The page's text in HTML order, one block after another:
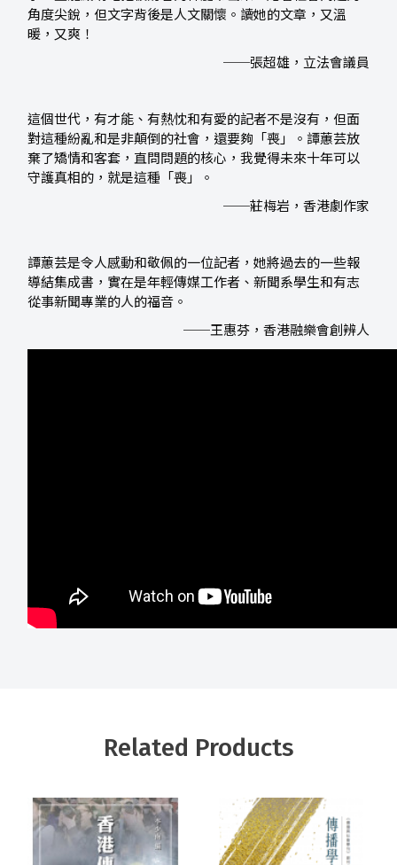
角度尖銳，但文字背後是人文關懷。讀她的文章，又溫
暖，又爽！
──張超雄，立法會議員
這個世代，有才能、有熱忱和有愛的記者不是沒有，但面
對這種紛亂和是非顛倒的社會，還要夠「喪」。譚蕙芸放
棄了矯情和客套，直問問題的核心，我覺得未來十年可以
守護真相的，就是這種「喪」。
──莊梅岩，香港劇作家
譚蕙芸是令人感動和敬佩的一位記者，她將過去的一些報
導結集成書，實在是年輕傳媒工作者、新聞系學生和有志
從事新聞專業的人的福音。
──王惠芬，香港融樂會創辨人
Related Products